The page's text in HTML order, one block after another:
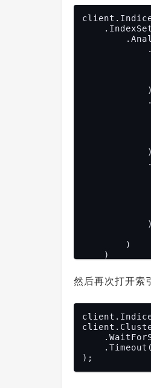
然后再次打开索